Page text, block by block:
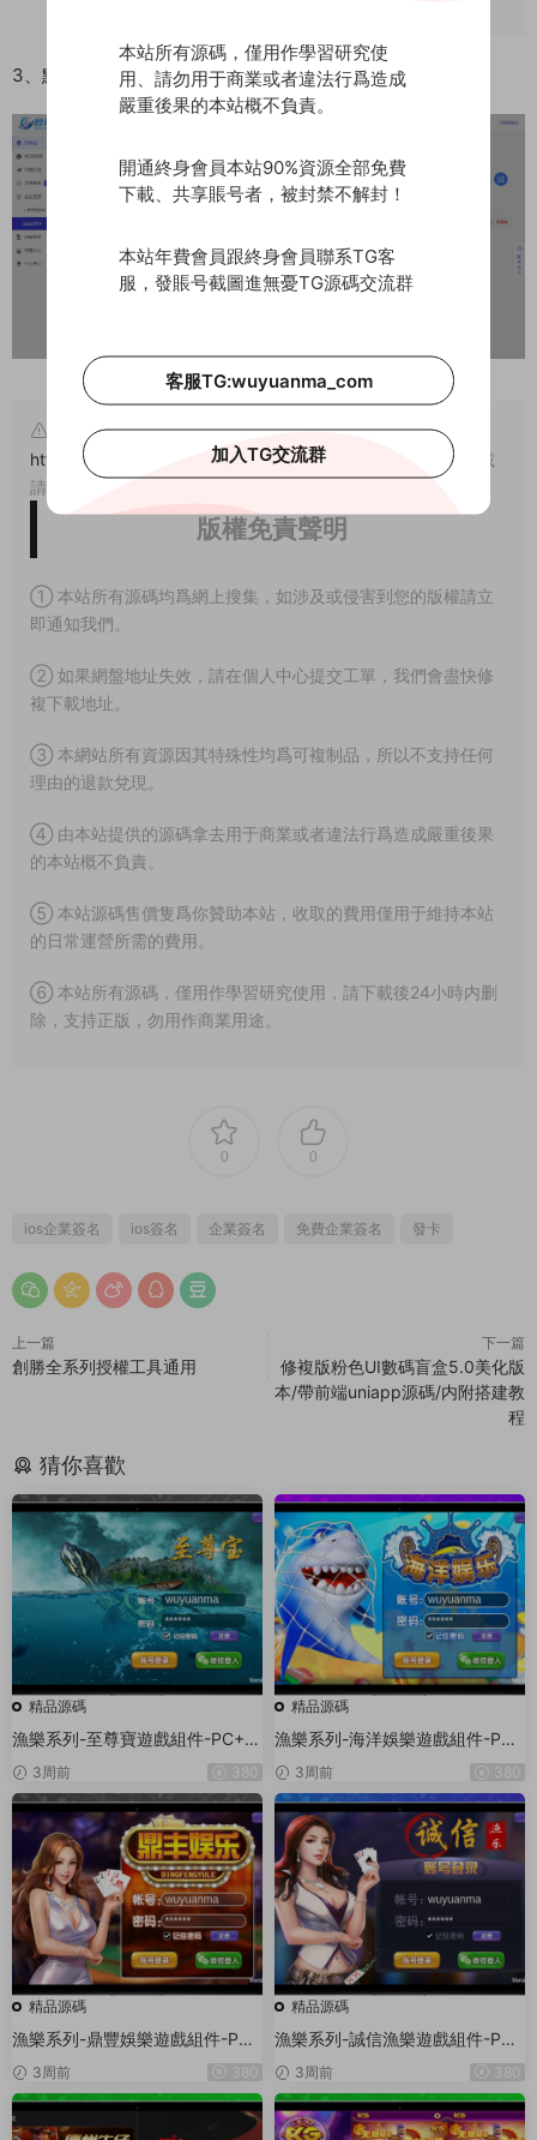
3、點擊立即簽名，輸入論壇提供的簽名秘鑰即可簽名完成
原文鏈接：
https://www.wuyuanma.com/jpym/qpym/19076.html
，轉載
請注明出處。
版權免責聲明
① 本站所有源碼均爲網上搜集，如涉及或侵害到您的版權請立
即通知我們。
② 如果網盤地址失效，請在個人中心提交工單，我們會盡快修
複下載地址。
③ 本網站所有資源因其特殊性均爲可複制品，所以不支持任何
理由的退款兌現。
④ 由本站提供的源碼拿去用于商業或者違法行爲造成嚴重後果
的本站概不負責。
⑤ 本站源碼售價隻爲你贊助本站，收取的費用僅用于維持本站
的日常運營所需的費用。
⑥ 本站所有源碼，僅用作學習研究使用，請下載後24小時内删
除，支持正版，勿用作商業用途。
0 0
ios企業簽名 ios簽名 企業簽名 免費企業簽名 發卡
上一篇
創勝全系列授權工具通用
下一篇
修複版粉色UI數碼盲盒5.0美化版
本/帶前端uniapp源碼/内附搭建教
程
猜你喜歡
精品源碼
漁樂系列-至尊寶遊戲組件-PC+安
卓+蘋果3端
3周前 380
精品源碼
漁樂系列-海洋娛樂遊戲組件-PC
+安卓+蘋果3端
3周前 380
精品源碼
漁樂系列-鼎豐娛樂遊戲組件-PC
+安卓+蘋果3端
3周前 380
精品源碼
漁樂系列-誠信漁樂遊戲組件-PC
+安卓+蘋果3端
3周前 380
本站所有源碼，僅用作學習研究使
用、請勿用于商業或者違法行爲造成
嚴重後果的本站概不負責。
開通終身會員本站90%資源全部免費
下載、共享賬号者，被封禁不解封！
本站年費會員跟終身會員聯系TG客
服，發賬号截圖進無憂TG源碼交流群
客服TG:wuyuanma_com
加入TG交流群